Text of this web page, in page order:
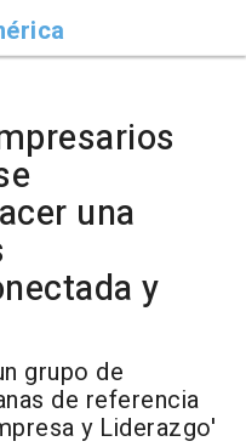
una
y
grupo de
de referencia
y Liderazgo'